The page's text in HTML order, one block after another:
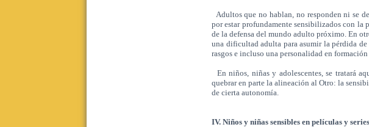
Adultos que no hablan, no responden ni se
por estar profundamente sensibilizados con la
de la defensa del mundo adulto próximo. En
una dificultad adulta para asumir la pérdida
rasgos e incluso una personalidad en
En niños, niñas y adolescentes, se tratará
quebrar en parte la alineación al Otro: la
de cierta autonomía.
IV. Niños y niñas sensibles en películas y series